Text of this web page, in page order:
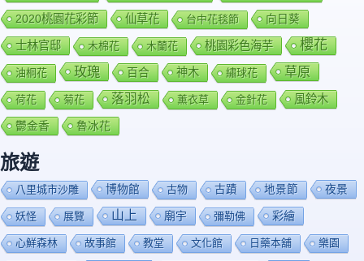
2020桃園花彩節
仙草花 台中花毯節 向日葵
士林官邸 木棉花 木蘭花 桃園彩色海芋 櫻花
油桐花 玫瑰 百合 神木 繡球花 草原
荷花 菊花 落羽松 薰衣草 金針花 風鈴木
鬱金香 魯冰花
旅遊
八里城市沙雕 博物館 古物 古蹟 地景節 夜景
妖怪 展覽 山上 廟宇 彌勒佛 彩繪
心鮮森林 故事館 教堂 文化館 日藥本舖 樂園